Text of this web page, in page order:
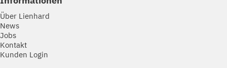
Über Lienhard
News
Jobs
Kontakt
Kunden Login